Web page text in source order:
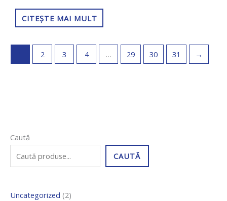
Caută
CAUTĂ
Uncategorized 2
r
d
p
r
r
r
d
0
3
CITEȘTE MAI MULT
2 3 4 … 29 30 31 →